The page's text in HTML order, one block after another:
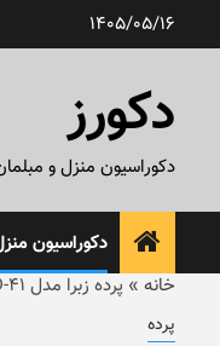
1405/05/16
دکورز
دکوراسیون منزل و
دکوراسیون
خانه » پرده زبرا مدل TD-41 سایز ۱۵۰×۱۵۰ سانتی متر
پرده